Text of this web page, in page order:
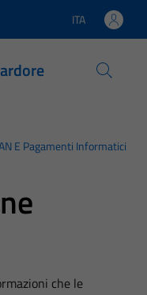
Lingua attiva:
ITA
E Pagamenti Informatici
che le